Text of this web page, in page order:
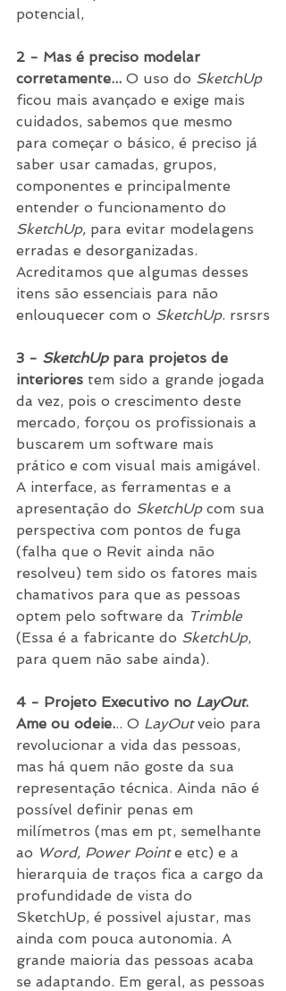
potencial,
2 - Mas é preciso modelar
corretamente... O uso do SketchUp
ficou mais avançado e exige mais
cuidados, sabemos que mesmo
para começar o básico, é preciso já
saber usar camadas, grupos,
componentes e principalmente
entender o funcionamento do
SketchUp, para evitar modelagens
erradas e desorganizadas.
Acreditamos que algumas desses
itens são essenciais para não
enlouquecer com o SketchUp. rsrsrs
3 - SketchUp para projetos de
interiores tem sido a grande jogada
da vez, pois o crescimento deste
mercado, forçou os profissionais a
buscarem um software mais
prático e com visual mais amigável.
A interface, as ferramentas e a
apresentação do SketchUp com sua
perspectiva com pontos de fuga
(falha que o Revit ainda não
resolveu) tem sido os fatores mais
chamativos para que as pessoas
optem pelo software da Trimble
(Essa é a fabricante do SketchUp,
para quem não sabe ainda).
4 - Projeto Executivo no LayOut.
Ame ou odeie... O LayOut veio para
revolucionar a vida das pessoas,
mas há quem não goste da sua
representação técnica. Ainda não é
possível definir penas em
milímetros (mas em pt, semelhante
ao Word, Power Point e etc) e a
hierarquia de traços fica a cargo da
profundidade de vista do
SketchUp, é possivel ajustar, mas
ainda com pouca autonomia. A
grande maioria das pessoas acaba
se adaptando. Em geral, as pessoas